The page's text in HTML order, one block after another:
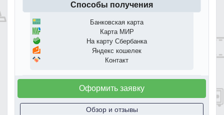
Способы получения
Банковская карта
Карта МИР
На карту Сбербанка
Яндекс кошелек
Контакт
Оформить заявку
Обзор и отзывы